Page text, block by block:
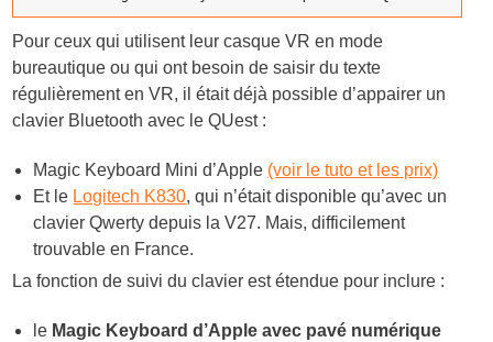
Pour ceux qui utilisent leur casque VR en mode
bureautique ou qui ont besoin de saisir du texte
régulièrement en VR, il était déjà possible d’appairer un
clavier Bluetooth avec le QUest :
Magic Keyboard Mini d’Apple (voir le tuto et les prix)
Et le Logitech K830, qui n’était disponible qu’avec un
clavier Qwerty depuis la V27. Mais, difficilement
trouvable en France.
La fonction de suivi du clavier est étendue pour inclure :
le Magic Keyboard d’Apple avec pavé numérique